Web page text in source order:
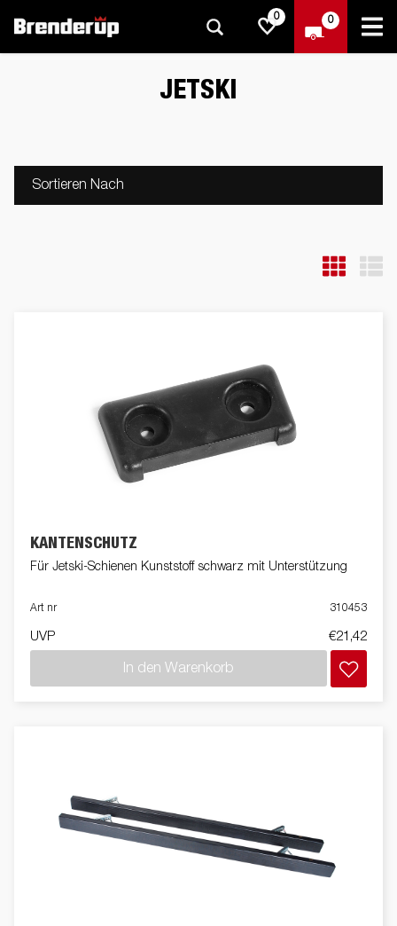
0 0
JETSKI
Sortieren Nach
KANTENSCHUTZ
Für Jetski-Schienen Kunststoff schwarz mit Unterstützung
Art nr 310453
UVP €21,42
In den Warenkorb